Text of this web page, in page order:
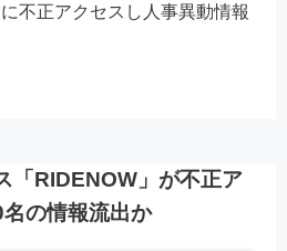
不正アクセスし人事異動情報
「RIDENOW」が不正ア
の情報流出か